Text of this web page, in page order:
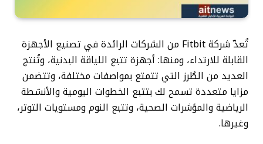
تُعدّ شركة Fitbit من الشركات الرائدة في تصنيع الأجهزة
القابلة للارتداء، ومنها: أجهزة تتبع اللياقة البدنية، وتُنتج
العديد من الطُرز التي تتمتع بمواصفات مختلفة، وتتضمن
مزايا متعددة تسمح لك بتتبع الخطوات اليومية والأنشطة
الرياضية والمؤشرات الصحية، وتتبع النوم ومستويات التوتر،
وغيرها.